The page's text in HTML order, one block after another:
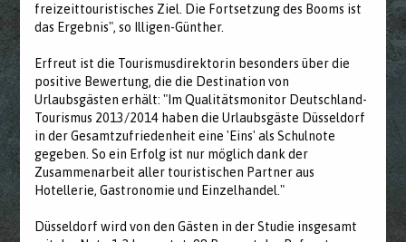
freizeittouristisches Ziel. Die Fortsetzung des Booms ist
das Ergebnis", so Illigen-Günther.
Erfreut ist die Tourismusdirektorin besonders über die
positive Bewertung, die die Destination von
Urlaubsgästen erhält: "Im Qualitätsmonitor Deutschland-
Tourismus 2013/2014 haben die Urlaubsgäste Düsseldorf
in der Gesamtzufriedenheit eine 'Eins' als Schulnote
gegeben. So ein Erfolg ist nur möglich dank der
Zusammenarbeit aller touristischen Partner aus
Hotellerie, Gastronomie und Einzelhandel."
Düsseldorf wird von den Gästen in der Studie insgesamt